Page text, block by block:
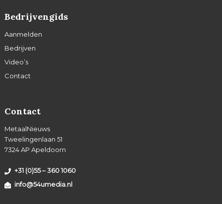
Bedrijvengids
Aanmelden
Bedrijven
Video’s
Contact
Contact
MetaalNieuws
Tweelingenlaan 51
7324 AP Apeldoorn
+31 (0)55 – 360 1060
info@54umedia.nl